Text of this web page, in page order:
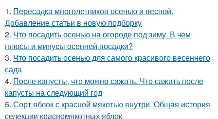
1. Пересадка многолетников осенью и весной.
Добавление статьи в новую подборку
2. Что посадить осенью на огороде под зиму. В чем
плюсы и минусы осенней посадки?
3. Что посадить осенью для самого красивого весеннего
сада
4. После капусты, что можно сажать. Что сажать после
капусты на следующий год
5. Сорт яблок с красной мякотью внутри. Общая история
селекции красномякотных яблок